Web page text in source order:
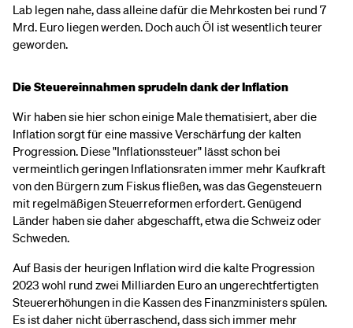
Lab legen nahe, dass alleine dafür die Mehrkosten bei rund 7
Mrd. Euro liegen werden. Doch auch Öl ist wesentlich teurer
geworden.
Die Steuereinnahmen sprudeln dank der Inflation
Wir haben sie hier schon einige Male thematisiert, aber die
Inflation sorgt für eine massive Verschärfung der kalten
Progression. Diese "Inflationssteuer" lässt schon bei
vermeintlich geringen Inflationsraten immer mehr Kaufkraft
von den Bürgern zum Fiskus fließen, was das Gegensteuern
mit regelmäßigen Steuerreformen erfordert. Genügend
Länder haben sie daher abgeschafft, etwa die Schweiz oder
Schweden.
Auf Basis der heurigen Inflation wird die kalte Progression
2023 wohl rund zwei Milliarden Euro an ungerechtfertigten
Steuererhöhungen in die Kassen des Finanzministers spülen.
Es ist daher nicht überraschend, dass sich immer mehr